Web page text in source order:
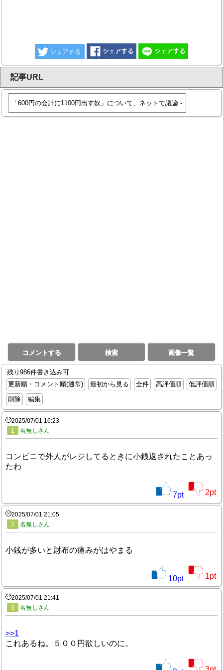
記事URL
コメントする 検索 画像一覧
残り986件書き込み可
更新順・コメント順(通常)
最初から見る 全件 高評価順
低評価順
削除
編集
2025/07/01 16:23
1
名無しさん
コンビニで外人がレジしてるときに小銭返されたことあっ
たわ
7pt 2pt
2025/07/01 21:05
2
名無しさん
小銭が多いと財布の痛みがはやまる
10pt 1pt
2025/07/01 21:41
3
名無しさん
>>1
これあるね。５００円欲しいのに。